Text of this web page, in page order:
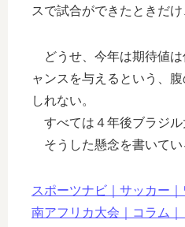
スで試合ができたときだけ
どうせ、今年は期待値は
ャンスを与えるという、
しれない。
すべては４年後ブラジ
そうした懸念を書いてい
スポーツナビ｜サッカー
南アフリカ大会｜コラム